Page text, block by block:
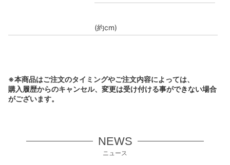
(約cm)
※本商品はご注文のタイミングやご注文内容によっては、
購入履歴からのキャンセル、変更は受け付ける事ができない場合
がございます。
NEWS
ニュース